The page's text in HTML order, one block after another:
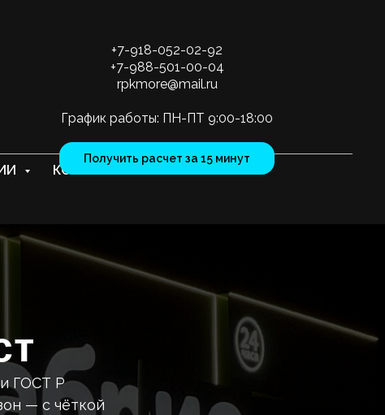
+7-918-052-02-92
+7-988-501-00-04
rpkmore@mail.ru
График работы: ПН-ПТ 9:00-18:00
Получить расчет за 15 минут
КОНТАКТЫ
ГОСТ Р
— с чёткой